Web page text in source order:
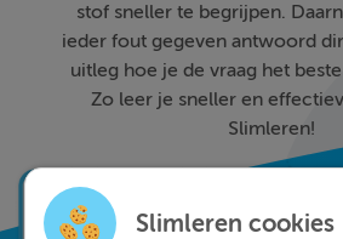
stof sneller te begrijpen.
ieder fout gegeven antwoord
uitleg hoe je de vraag het
Zo leer je sneller en
Slimleren!
Slimleren cookies